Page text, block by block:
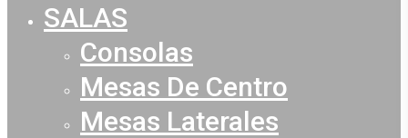
SALAS
Consolas
Mesas De Centro
Mesas Laterales